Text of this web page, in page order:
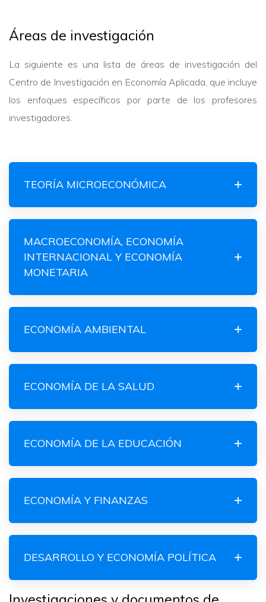
Áreas de investigación
La siguiente es una lista de áreas de investigación del
Centro de Investigación en Economía Aplicada, que incluye
los enfoques específicos por parte de los profesores
investigadores.
TEORÍA MICROECONÓMICA
MACROECONOMÍA, ECONOMÍA
INTERNACIONAL Y ECONOMÍA
MONETARIA
ECONOMÍA AMBIENTAL
ECONOMÍA DE LA SALUD
ECONOMÍA DE LA EDUCACIÓN
ECONOMÍA Y FINANZAS
DESARROLLO Y ECONOMÍA POLÍTICA